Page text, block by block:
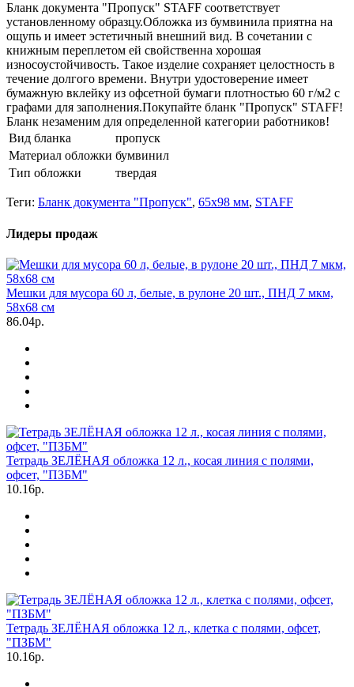
Бланк документа "Пропуск" STAFF соответствует
установленному образцу.Обложка из бумвинила приятна на
ощупь и имеет эстетичный внешний вид. В сочетании с
книжным переплетом ей свойственна хорошая
износоустойчивость. Такое изделие сохраняет целостность в
течение долгого времени. Внутри удостоверение имеет
бумажную вклейку из офсетной бумаги плотностью 60 г/м2 с
графами для заполнения.Покупайте бланк "Пропуск" STAFF!
Бланк незаменим для определенной категории работников!
Вид бланка
пропуск
Материал обложки бумвинил
Тип обложки
твердая
Теги: Бланк документа "Пропуск", 65х98 мм, STAFF
Лидеры продаж
Мешки для мусора 60 л, белые, в рулоне 20 шт., ПНД 7 мкм,
58х68 см
86.04р.
Тетрадь ЗЕЛЁНАЯ обложка 12 л., косая линия с полями,
офсет, "ПЗБМ"
10.16р.
Тетрадь ЗЕЛЁНАЯ обложка 12 л., клетка с полями, офсет,
"ПЗБМ"
10.16р.